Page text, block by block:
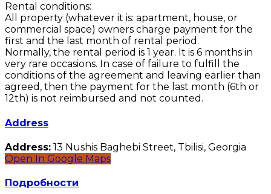
Rental conditions:
All property (whatever it is: apartment, house, or
commercial space) owners charge payment for the
first and the last month of rental period.
Normally, the rental period is 1 year. It is 6 months in
very rare occasions. In case of failure to fulfill the
conditions of the agreement and leaving earlier than
agreed, then the payment for the last month (6th or
12th) is not reimbursed and not counted.
Address
Address: 13 Nushis Baghebi Street, Tbilisi, Georgia
Open In Google Maps
Подробности